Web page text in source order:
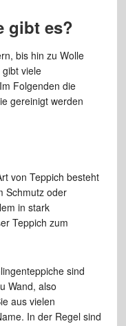
gibt es?
bis hin zu Wolle
viele
Folgenden die
gereinigt werden
von Teppich besteht
Schmutz oder
in stark
Teppich zum
sind
Wand, also
aus vielen
In der Regel sind